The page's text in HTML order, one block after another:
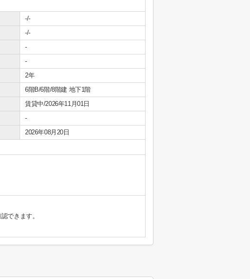
-/-
-/-
-
-
2年
6階B/6階/8階建 地下1階
賃貸中/2026年11月01日
-
2026年08月20日
できます。